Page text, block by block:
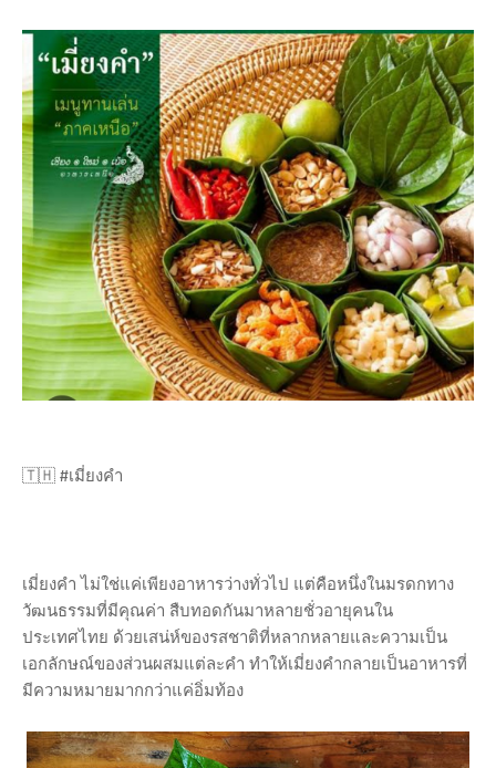
🇹🇭 #เมี่ยงคำ
เมี่ยงคำ ไม่ใช่แค่เพียงอาหารว่างทั่วไป แต่คือหนึ่งในมรดกทาง
วัฒนธรรมที่มีคุณค่า สืบทอดกันมาหลายชั่วอายุคนใน
ประเทศไทย ด้วยเสน่ห์ของรสชาติที่หลากหลายและความเป็น
เอกลักษณ์ของส่วนผสมแต่ละคำ ทำให้เมี่ยงคำกลายเป็นอาหารที่
มีความหมายมากกว่าแค่อิ่มท้อง